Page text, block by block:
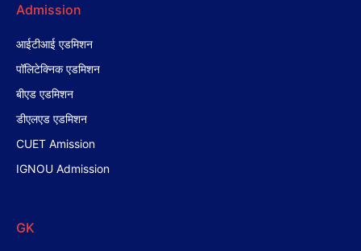
Admission
आईटीआई एडमिशन
पॉलिटेक्निक एडमिशन
बीएड एडमिशन
डीएलएड एडमिशन
CUET Amission
IGNOU Admission
GK